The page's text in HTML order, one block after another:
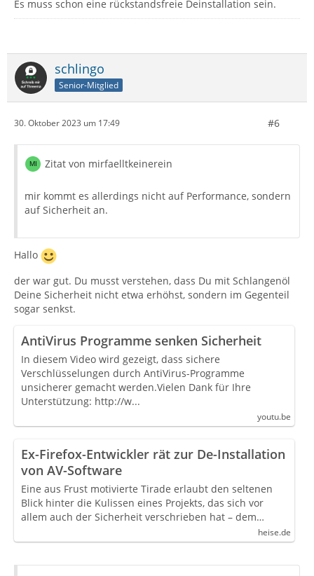
Es muss schon eine rückstandsfreie Deinstallation sein.
schlingo
Senior-Mitglied
30. Oktober 2023 um 17:49 #6
Zitat von mirfaelltkeinerein
mir kommt es allerdings nicht auf Performance, sondern
auf Sicherheit an.
Hallo
der war gut. Du musst verstehen, dass Du mit Schlangenöl
Deine Sicherheit nicht etwa erhöhst, sondern im Gegenteil
sogar senkst.
AntiVirus Programme senken Sicherheit
In diesem Video wird gezeigt, dass sichere
Verschlüsselungen durch AntiVirus-Programme
unsicherer gemacht werden.Vielen Dank für Ihre
Unterstützung: http://w...
youtu.be
Ex-Firefox-Entwickler rät zur De-Installation
von AV-Software
Eine aus Frust motivierte Tirade erlaubt den seltenen
Blick hinter die Kulissen eines Projekts, das sich vor
allem auch der Sicherheit verschrieben hat – dem…
heise.de